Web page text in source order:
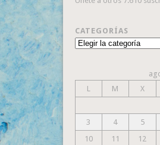
CATEGORÍAS
Categorías
L
M X
3
4 5
10
11 12